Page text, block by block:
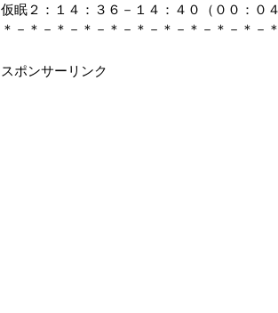
仮眠２：１４：３６－１４：４０（００：０
＊－＊－＊－＊－＊－＊－＊－＊－＊－＊－
スポンサーリンク